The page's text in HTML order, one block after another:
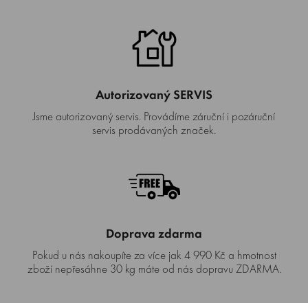
Autorizovaný SERVIS
Jsme autorizovaný servis. Provádíme záruční i pozáruční
servis prodávaných značek.
Doprava zdarma
Pokud u nás nakoupíte za více jak 4 990 Kč a hmotnost
zboží nepřesáhne 30 kg máte od nás dopravu ZDARMA.